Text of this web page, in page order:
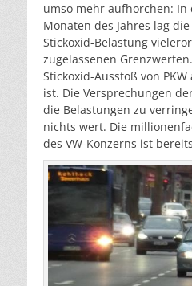
umso mehr aufhorchen: In
Monaten des Jahres lag
Stickoxid-Belastung
zugelassenen
Stickoxid-Ausstoß von
ist. Die Versprechungen
die Belastungen zu
nichts wert. Die
des VW-Konzerns ist